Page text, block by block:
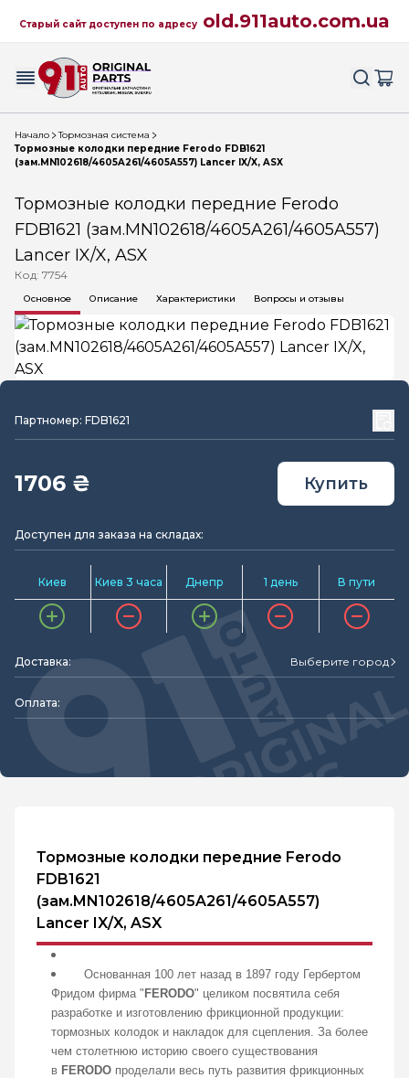
Старый сайт доступен по адресу old.911auto.com.ua
Начало
Тормозная система
Тормозные колодки передние Ferodo FDB1621
(зам.MN102618/4605A261/4605A557) Lancer IX/X, ASX
Тормозные колодки передние Ferodo
FDB1621 (зам.MN102618/4605A261/4605A557)
Lancer IX/X, ASX
Код: 7754
Основное Описание Характеристики Вопросы и отзывы
Партномер: FDB1621
1706 ₴ Купить
Доступен для заказа на складах:
Киев Киев 3 часа Днепр 1 день В пути
Доставка: Выберите город
Оплата:
Тормозные колодки передние Ferodo
FDB1621
(зам.MN102618/4605A261/4605A557)
Lancer IX/X, ASX
Основанная 100 лет назад в 1897 году Гербертом
Фридом фирма " FERODO" целиком посвятила себя
разработке и изготовлению фрикционной продукции:
тормозных колодок и накладок для сцепления. За более
чем столетнюю историю своего существования
в FERODO проделали весь путь развития фрикционных